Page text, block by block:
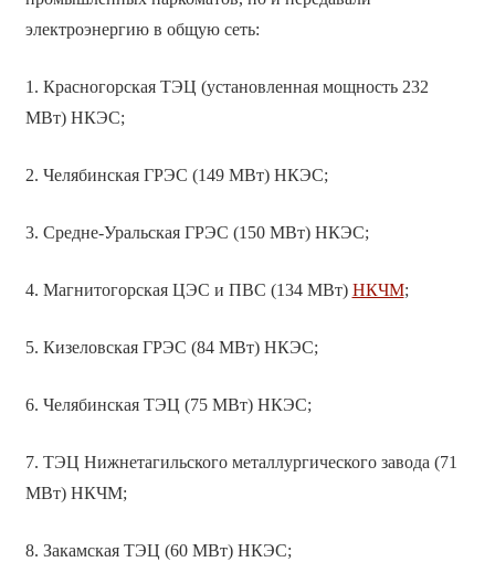
электроэнергию в общую сеть:
1. Красногорская ТЭЦ (установленная мощность 232
МВт) НКЭС;
2. Челябинская ГРЭС (149 МВт) НКЭС;
3. Средне-Уральская ГРЭС (150 МВт) НКЭС;
4. Магнитогорская ЦЭС и ПВС (134 МВт) НКЧМ;
5. Кизеловская ГРЭС (84 МВт) НКЭС;
6. Челябинская ТЭЦ (75 МВт) НКЭС;
7. ТЭЦ Нижнетагильского металлургического завода (71
МВт) НКЧМ;
8. Закамская ТЭЦ (60 МВт) НКЭС;